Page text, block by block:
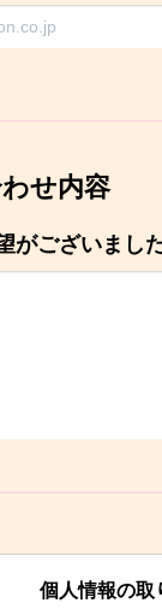
せ内容
がございまし
個人情報の取